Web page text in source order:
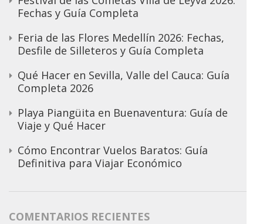
Fechas y Guía Completa
Feria de las Flores Medellín 2026: Fechas,
Desfile de Silleteros y Guía Completa
Qué Hacer en Sevilla, Valle del Cauca: Guía
Completa 2026
Playa Piangüita en Buenaventura: Guía de
Viaje y Qué Hacer
Cómo Encontrar Vuelos Baratos: Guía
Definitiva para Viajar Económico
COMENTARIOS RECIENTES